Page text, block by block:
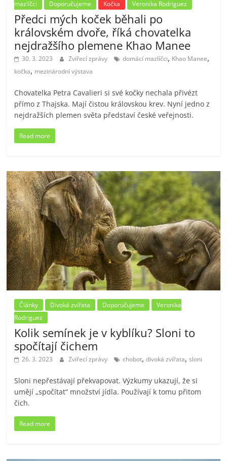
mazlíčci Doporučujeme Kočka Veronika Rodriguez
Předci mých koček běhali po
královském dvoře, říká chovatelka
nejdražšího plemene Khao Manee
30. 3. 2023 Zvířecí zprávy domácí mazlíčci, Khao Manee,
kočka, mezinárodní výstava
Chovatelka Petra Cavalieri si své kočky nechala přivézt
přímo z Thajska. Mají čistou královskou krev. Nyní jedno z
nejdražších plemen světa představí české veřejnosti.
Read more
Články Divoká zvířata Doporučujeme
Veronika
Rodriguez
Kolik semínek je v kyblíku? Sloni to
spočítají čichem
26. 3. 2023 Zvířecí zprávy chobot,divoká zvířata,sloni
Sloni nepřestávají překvapovat. Výzkumy ukazují, že si
umějí „spočítat“ množství jídla. Používají k tomu přitom
čich.
Read more